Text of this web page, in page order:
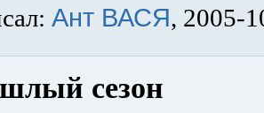
Ант ВАСЯ, 2005-
сезон